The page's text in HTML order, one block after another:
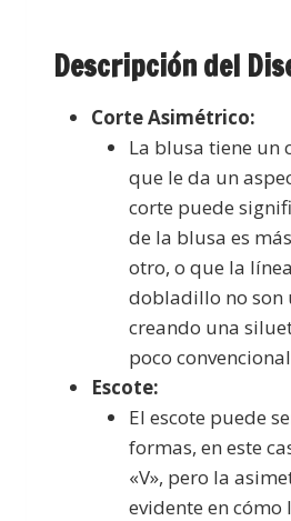
Descripción del
Corte Asimétrico:
La blusa tiene un
que le da un
corte puede
de la blusa es
otro, o que la
dobladillo no son
creando una
poco
Escote:
El escote puede
formas, en este
«V», pero la
evidente en cómo